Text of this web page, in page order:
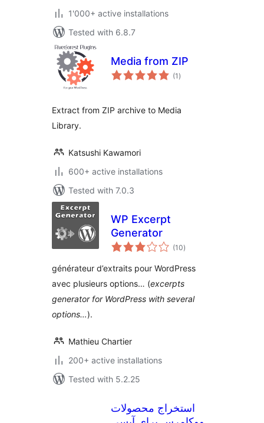
1'000+ active installations
Tested with 6.8.7
Media from ZIP
(1 total
ratings
)
Extract from ZIP archive to Media
Library.
Katsushi Kawamori
600+ active installations
Tested with 7.0.3
WP Excerpt
Generator
(10total
ratings
)
générateur d’extraits pour WordPress
avec plusieurs options… (excerpts
generator for WordPress with several
options…).
Mathieu Chartier
200+ active installations
Tested with 5.2.25
استخراج محصولات